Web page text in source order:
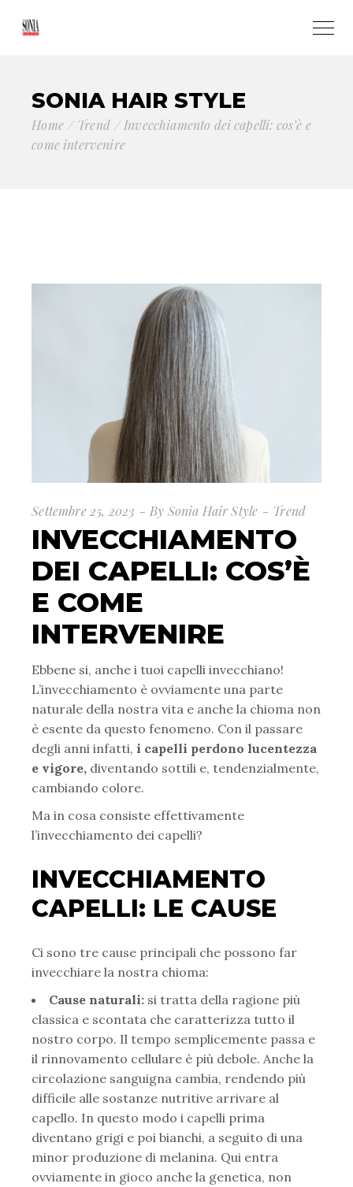
SONIA HAIR STYLE
Home Trend
Invecchiamento dei capelli: cos’è e
come intervenire
Settembre 25, 2023 By Sonia Hair Style Trend
INVECCHIAMENTO
DEI CAPELLI: COS’È
E COME
INTERVENIRE
Ebbene si, anche i tuoi capelli invecchiano!
L’invecchiamento è ovviamente una parte
naturale della nostra vita e anche la chioma non
è esente da questo fenomeno. Con il passare
degli anni infatti, i capelli perdono lucentezza
e vigore, diventando sottili e, tendenzialmente,
cambiando colore.
Ma in cosa consiste effettivamente
l’invecchiamento dei capelli?
INVECCHIAMENTO
CAPELLI: LE CAUSE
Ci sono tre cause principali che possono far
invecchiare la nostra chioma:
Cause naturali: si tratta della ragione più
classica e scontata che caratterizza tutto il
nostro corpo. Il tempo semplicemente passa e
il rinnovamento cellulare è più debole. Anche la
circolazione sanguigna cambia, rendendo più
difficile alle sostanze nutritive arrivare al
capello. In questo modo i capelli prima
diventano grigi e poi bianchi, a seguito di una
minor produzione di melanina. Qui entra
ovviamente in gioco anche la genetica, non